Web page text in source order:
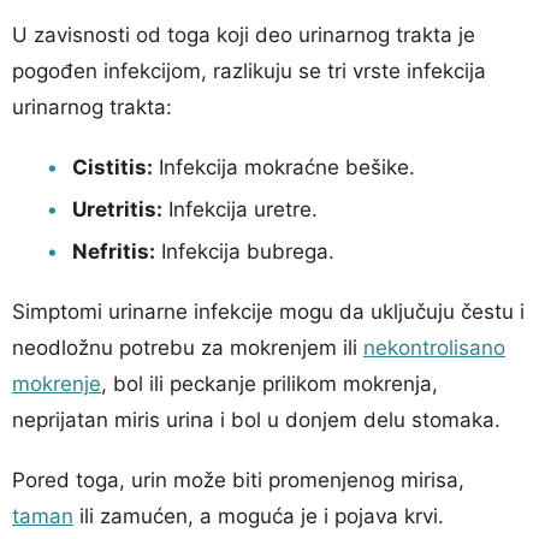
U zavisnosti od toga koji deo urinarnog trakta je
pogođen infekcijom, razlikuju se tri vrste infekcija
urinarnog trakta:
Cistitis: Infekcija mokraćne bešike.
Uretritis: Infekcija uretre.
Nefritis: Infekcija bubrega.
Simptomi urinarne infekcije mogu da uključuju čestu i
neodložnu potrebu za mokrenjem ili nekontrolisano
mokrenje, bol ili peckanje prilikom mokrenja,
neprijatan miris urina i bol u donjem delu stomaka.
Pored toga, urin može biti promenjenog mirisa,
taman ili zamućen, a moguća je i pojava krvi.